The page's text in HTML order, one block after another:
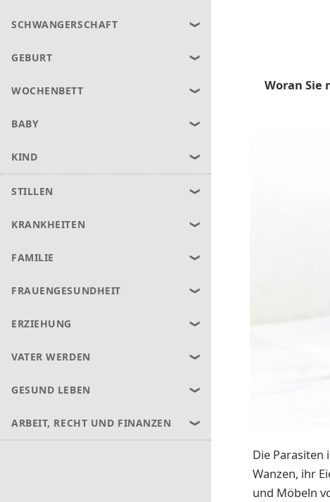
SCHWANGERSCHAFT
GEBURT
WOCHENBETT
BABY
KIND
STILLEN
KRANKHEITEN
FAMILIE
FRAUENGESUNDHEIT
ERZIEHUNG
VATER WERDEN
GESUND LEBEN
ARBEIT, RECHT UND FINANZEN
Woran Sie
Die Parasiten
Wanzen, ihr
und Möbeln